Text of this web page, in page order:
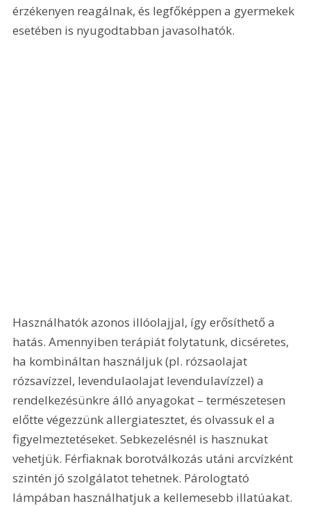
érzékenyen reagálnak, és legfőképpen a gyermekek
esetében is nyugodtabban javasolhatók.
Használhatók azonos illóolajjal, így erősíthető a
hatás. Amennyiben terápiát folytatunk, dicséretes,
ha kombináltan használjuk (pl. rózsaolajat
rózsavízzel, levendulaolajat levendulavízzel) a
rendelkezésünkre álló anyagokat – természetesen
előtte végezzünk allergiatesztet, és olvassuk el a
figyelmeztetéseket. Sebkezelésnél is hasznukat
vehetjük. Férfiaknak borotválkozás utáni arcvízként
szintén jó szolgálatot tehetnek. Párologtató
lámpában használhatjuk a kellemesebb illatúakat.